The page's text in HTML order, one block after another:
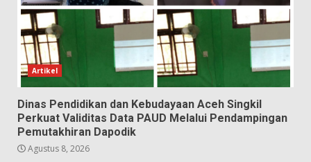
Artikel
Dinas Pendidikan dan Kebudayaan Aceh Singkil
Perkuat Validitas Data PAUD Melalui Pendampingan
Pemutakhiran Dapodik
Agustus 8, 2026